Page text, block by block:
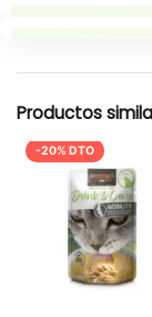
Productos
-20% DTO